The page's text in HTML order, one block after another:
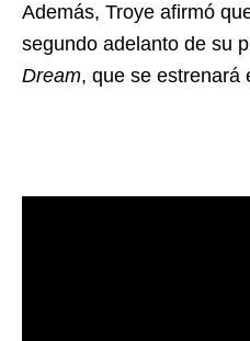
Además, Troye afirmó
segundo adelanto de su
Dream, que se estrenará